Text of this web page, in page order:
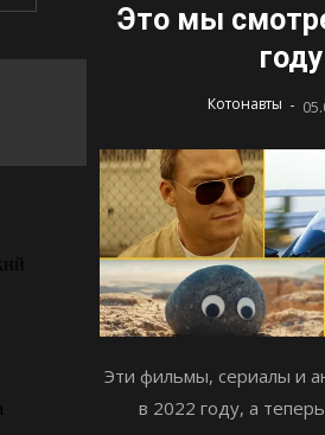
Это мы
году
Котонавты -
Эти фильмы, сериалы и
в 2022 году, а